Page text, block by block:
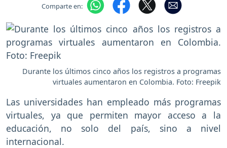
Comparte en:
Durante los últimos cinco años los registros a programas
virtuales aumentaron en Colombia. Foto: Freepik
Las universidades han empleado más programas
virtuales, ya que permiten mayor acceso a la
educación, no solo del país, sino a nivel
internacional.